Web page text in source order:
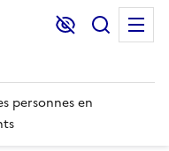
Lecture et
personnes en